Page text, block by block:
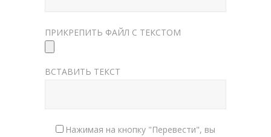
ПРИКРЕПИТЬ ФАЙЛ С ТЕКСТОМ
ВСТАВИТЬ ТЕКСТ
Нажимая на кнопку "Перевести", вы